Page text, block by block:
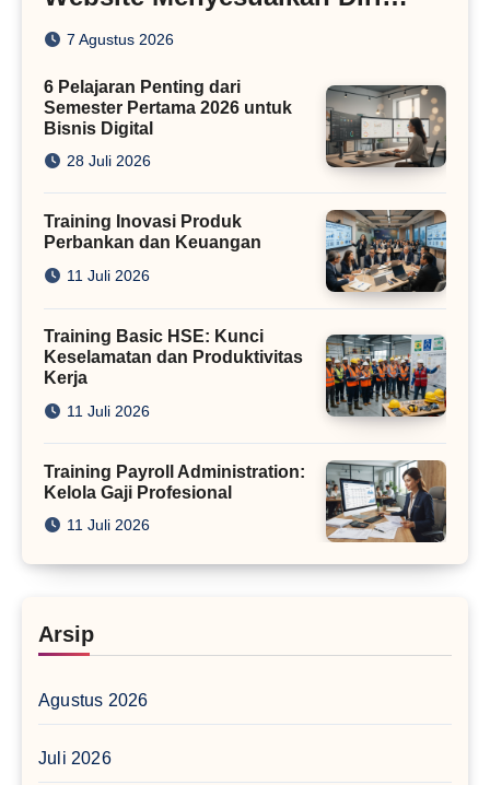
dengan Algoritma SEO Masa
7 Agustus 2026
6 Pelajaran Penting dari
Semester Pertama 2026 untuk
Bisnis Digital
28 Juli 2026
Training Inovasi Produk
Perbankan dan Keuangan
11 Juli 2026
Training Basic HSE: Kunci
Keselamatan dan Produktivitas
Kerja
11 Juli 2026
Training Payroll Administration:
Kelola Gaji Profesional
11 Juli 2026
Arsip
Agustus 2026
Juli 2026